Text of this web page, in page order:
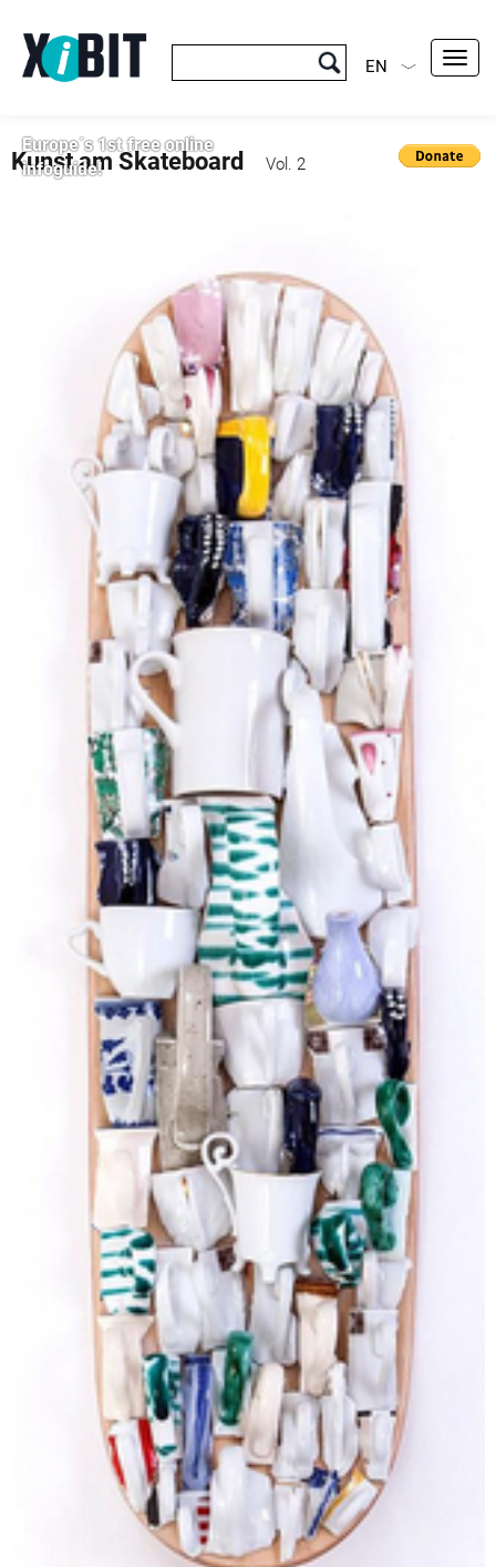
Europe´s 1st free online
infoguide!
EN
Kunst am Skateboard Vol. 2